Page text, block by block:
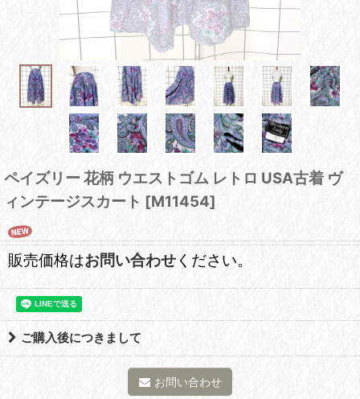
ペイズリー 花柄 ウエストゴム レトロ USA古着 ヴ
ィンテージスカート [M11454]
販売価格はお問い合わせ ください。
ご購入後につきまして
お問い合わせ